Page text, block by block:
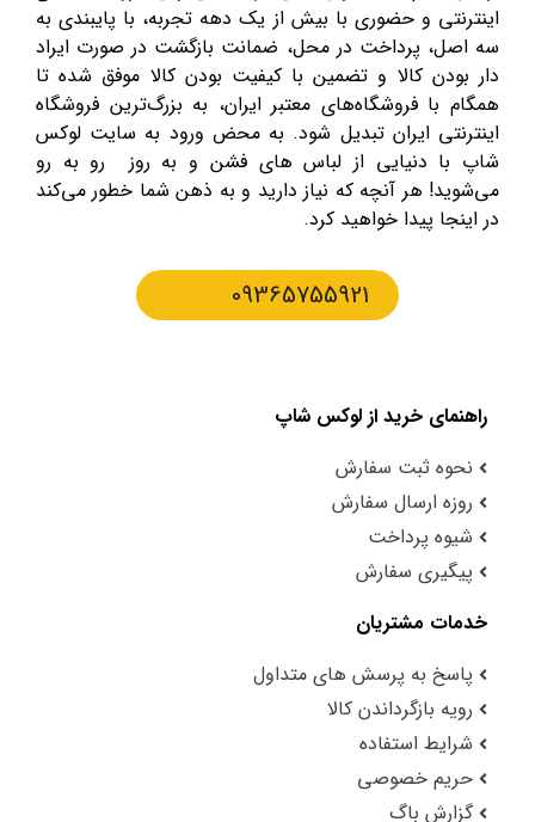
اینترنتی و حضوری با بیش از یک دهه تجربه، با پایبندی به
سه اصل، پرداخت در محل، ضمانت بازگشت در صورت ایراد
دار بودن کالا و تضمین با کیفیت بودن کالا موفق شده تا
همگام با فروشگاه‌های معتبر ایران، به بزرگ‌ترین فروشگاه
اینترنتی ایران تبدیل شود. به محض ورود به سایت لوکس
شاپ با دنیایی از لباس های فشن و به روز رو به رو
می‌شوید! هر آنچه که نیاز دارید و به ذهن شما خطور می‌کند
در اینجا پیدا خواهید کرد.
09365755921
راهنمای خرید از لوکس شاپ
نحوه ثبت سفارش
روزه ارسال سفارش
شیوه پرداخت
پیگیری سفارش
خدمات مشتریان
پاسخ به پرسش های متداول
رویه بازگرداندن کالا
شرایط استفاده
حریم خصوصی
گزارش باگ